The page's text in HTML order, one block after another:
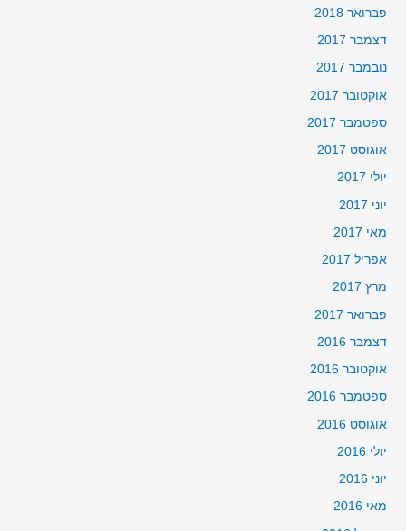
פברואר 2018
דצמבר 2017
נובמבר 2017
אוקטובר 2017
ספטמבר 2017
אוגוסט 2017
יולי 2017
יוני 2017
מאי 2017
אפריל 2017
מרץ 2017
פברואר 2017
דצמבר 2016
אוקטובר 2016
ספטמבר 2016
אוגוסט 2016
יולי 2016
יוני 2016
מאי 2016